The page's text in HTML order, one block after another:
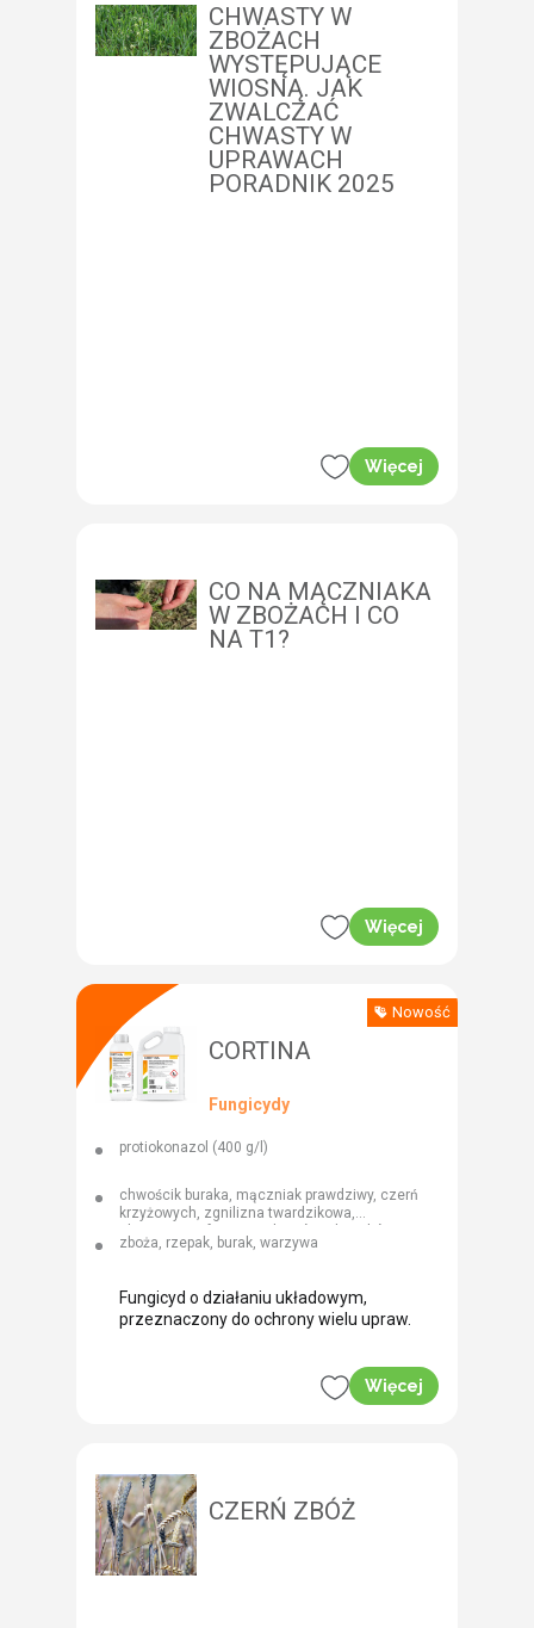
CHWASTY W
ZBOŻACH
WYSTĘPUJĄCE
WIOSNĄ. JAK
ZWALCZAĆ
CHWASTY W
UPRAWACH
PORADNIK 2025
Więcej
CO NA MĄCZNIAKA
W ZBOŻACH I CO
NA T1?
Więcej
Nowość
CORTINA
Fungicydy
protiokonazol (400 g/l)
chwościk buraka, mączniak prawdziwy, czerń
krzyżowych, zgnilizna twardzikowa,
septorioza paskowana liści
zboża, rzepak, burak, warzywa
Fungicyd o działaniu układowym,
przeznaczony do ochrony wielu upraw.
Więcej
CZERŃ ZBÓŻ